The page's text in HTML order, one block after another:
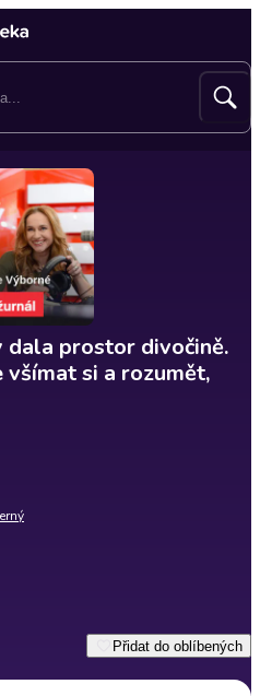
dala prostor divočině.
si a rozumět,
Přidat do oblíbených